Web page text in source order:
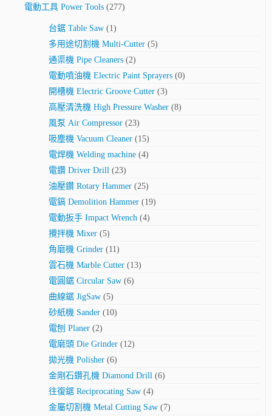
電動工具 Power Tools (277)
台鋸 Table Saw (1)
多用途切割機 Multi-Cutter (5)
通渠機 Pipe Cleaners (2)
電動噴油機 Electric Paint Sprayers (0)
開槽機 Electric Groove Cutter (3)
高壓清洗機 High Pressure Washer (8)
風泵 Air Compressor (23)
吸塵機 Vacuum Cleaner (15)
電焊機 Welding machine (4)
電鑽 Driver Drill (23)
油壓鑽 Rotary Hammer (25)
電鎬 Demolition Hammer (19)
電動扳手 Impact Wrench (4)
攪拌機 Mixer (5)
角磨機 Grinder (11)
雲石機 Marble Cutter (13)
電圓鋸 Circular Saw (6)
曲線鋸 JigSaw (5)
砂紙機 Sander (10)
電刨 Planer (2)
電磨頭 Die Grinder (12)
拋光機 Polisher (6)
金剛石鑽孔機 Diamond Drill (6)
往復鋸 Reciprocating Saw (4)
金屬切割機 Metal Cutting Saw (7)